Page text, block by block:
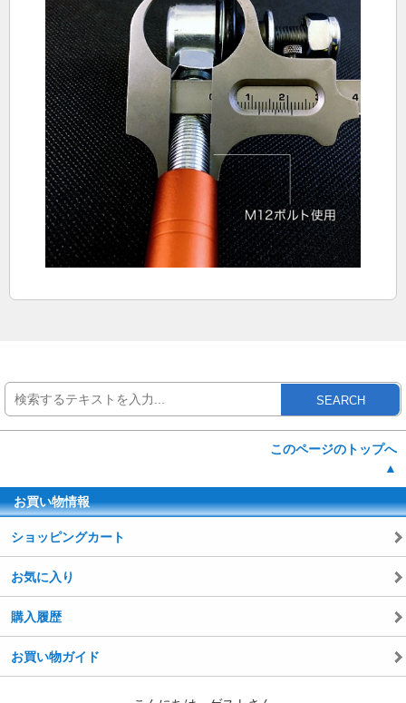
SEARCH
このページのトップへ
▲
お買い物情報
ショッピングカート
お気に入り
購入履歴
お買い物ガイド